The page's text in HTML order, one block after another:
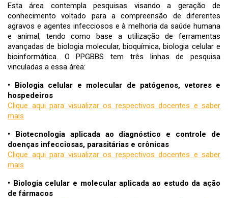
Esta área contempla pesquisas visando a geração de
conhecimento voltado para a compreensão de diferentes
agravos e agentes infecciosos e à melhoria da saúde humana
e animal, tendo como base a utilização de ferramentas
avançadas de biologia molecular, bioquímica, biologia celular e
bioinformática. O PPGBBS tem três linhas de pesquisa
vinculadas a essa área:
•
Biologia celular e molecular de patógenos, vetores e
hospedeiros
Clique aqui para visualizar os respectivos docentes e saber
mais
•
Biotecnologia aplicada ao diagnóstico e controle de
doenças infecciosas, parasitárias e crônicas
Clique aqui para visualizar os respectivos docentes e saber
mais
• Biologia celular e molecular aplicada ao estudo da ação
de fármacos